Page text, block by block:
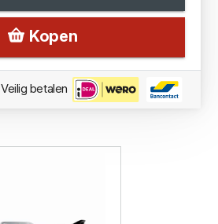
Kopen
Veilig betalen